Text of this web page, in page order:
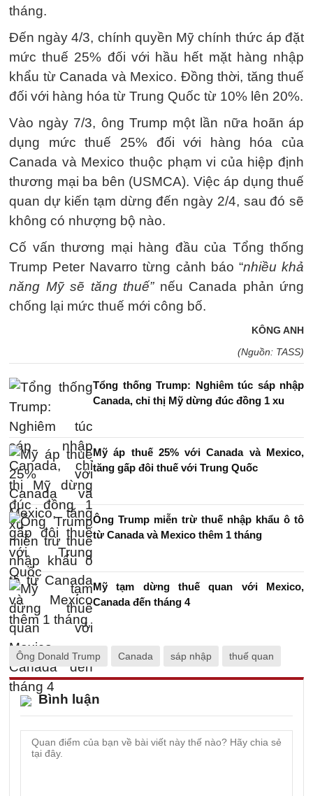
tháng.
Đến ngày 4/3, chính quyền Mỹ chính thức áp đặt
mức thuế 25% đối với hầu hết mặt hàng nhập
khẩu từ Canada và Mexico. Đồng thời, tăng thuế
đối với hàng hóa từ Trung Quốc từ 10% lên 20%.
Vào ngày 7/3, ông Trump một lần nữa hoãn áp
dụng mức thuế 25% đối với hàng hóa của
Canada và Mexico thuộc phạm vi của hiệp định
thương mại ba bên (USMCA). Việc áp dụng thuế
quan dự kiến tạm dừng đến ngày 2/4, sau đó sẽ
không có nhượng bộ nào.
Cố vấn thương mại hàng đầu của Tổng thống
Trump Peter Navarro từng cảnh báo “nhiều khả
năng Mỹ sẽ tăng thuế”nếu Canada phản ứng
chống lại mức thuế mới công bố.
KÔNG ANH
(Nguồn: TASS)
Tổng thống Trump: Nghiêm túc sáp nhập
Canada, chỉ thị Mỹ dừng đúc đồng 1 xu
Mỹ áp thuế 25% với Canada và Mexico,
tăng gấp đôi thuế với Trung Quốc
Ông Trump miễn trừ thuế nhập khẩu ô tô
từ Canada và Mexico thêm 1 tháng
Mỹ tạm dừng thuế quan với Mexico,
Canada đến tháng 4
Ông Donald Trump Canada sáp nhập thuế quan
Bình luận